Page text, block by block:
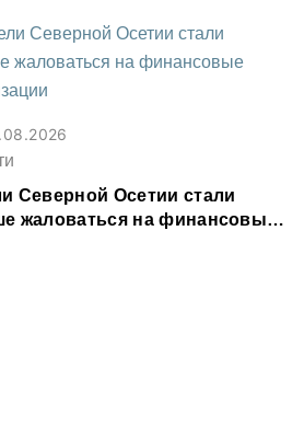
Северной Осетии стали
жаловаться на финансовые